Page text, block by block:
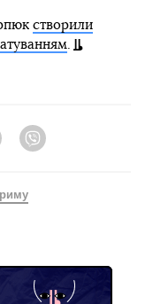
створили
TelegramViber